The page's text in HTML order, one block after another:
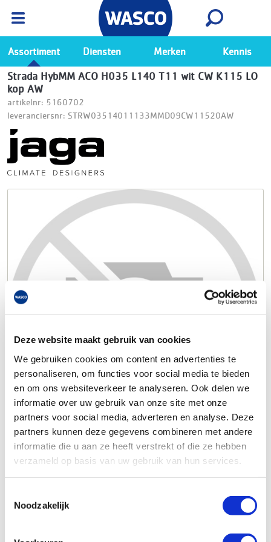
Deze website maakt gebruik van cookies
We gebruiken cookies om content en advertenties te
personaliseren, om functies voor social media te bieden
en om ons websiteverkeer te analyseren. Ook delen we
informatie over uw gebruik van onze site met onze
partners voor social media, adverteren en analyse. Deze
partners kunnen deze gegevens combineren met andere
informatie die u aan ze heeft verstrekt of die ze hebben
verzameld op basis van uw gebruik van hun services.
Noodzakelijk
Ga naar de Wasco app
Bekijk
Assortiment Diensten Merken Kennis
Strada HybMM ACO H035 L140 T11 wit CW K115 LO
kop AW
artikelnr: 5160702
leveranciersnr: STRW03514011133MMD09CW11520AW